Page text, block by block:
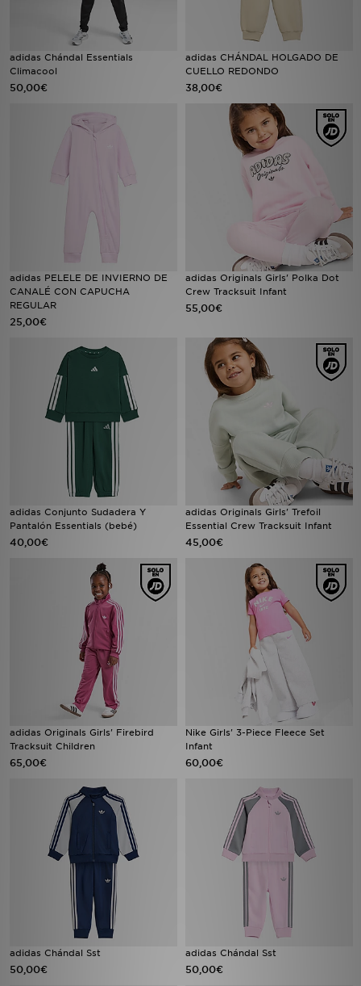
adidas Chándal Essentials
Climacool
50,00€
adidas CHÁNDAL HOLGADO DE
CUELLO REDONDO
38,00€
adidas PELELE DE INVIERNO DE
CANALÉ CON CAPUCHA
REGULAR
25,00€
adidas Originals Girls' Polka Dot
Crew Tracksuit Infant
55,00€
adidas Conjunto Sudadera Y
Pantalón Essentials (bebé)
40,00€
adidas Originals Girls' Trefoil
Essential Crew Tracksuit Infant
45,00€
adidas Originals Girls' Firebird
Tracksuit Children
65,00€
Nike Girls' 3-Piece Fleece Set
Infant
60,00€
adidas Chándal Sst
50,00€
adidas Chándal Sst
50,00€